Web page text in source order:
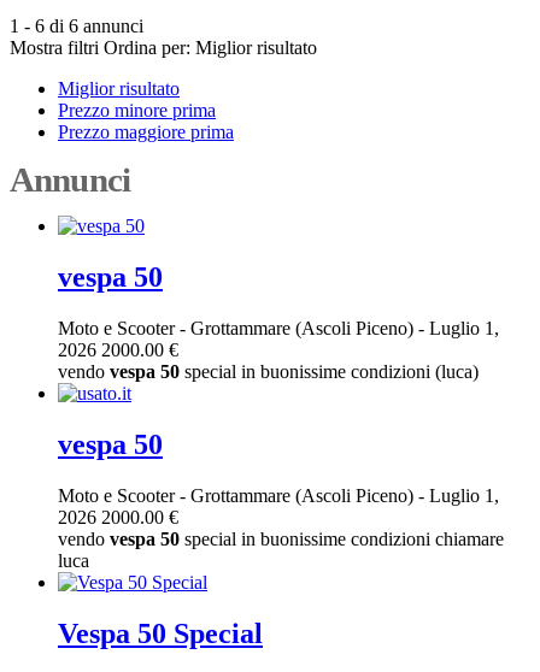
1 - 6 di 6 annunci
Mostra filtri Ordina per: Miglior risultato
Miglior risultato
Prezzo minore prima
Prezzo maggiore prima
Annunci
vespa 50
Moto e Scooter- Grottammare (Ascoli Piceno) - Luglio 1,
2026 2000.00 €
vendo vespa 50 special in buonissime condizioni (luca)
vespa 50
Moto e Scooter- Grottammare (Ascoli Piceno) - Luglio 1,
2026 2000.00 €
vendo vespa 50 special in buonissime condizioni chiamare
luca
Vespa 50 Special